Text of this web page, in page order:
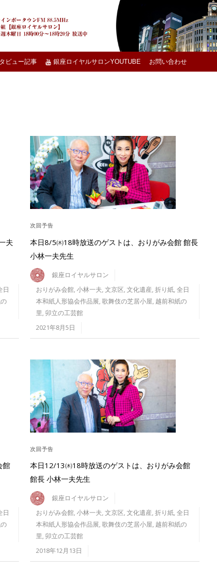
ビュー記事 銀座ロイヤルサロンYOUTUBE お問い合わせ
夫
日
次回予告
本日8/5㈭18時放送のゲストは、おりがみ会館 館長
小林一夫先生
銀座ロイヤルサロン
おりがみ会館,小林一夫,文京区,文化遺産,折り紙,全日
本和紙人形協会作品展,歌舞伎の芝居小屋, 越前和紙の
里, 卯立の工芸館
2021年8月5日
館
日
次回予告
本日12/13㈭18時放送のゲストは、おりがみ会館
館長 小林一夫先生
銀座ロイヤルサロン
おりがみ会館,小林一夫,文京区,文化遺産,折り紙,全日
本和紙人形協会作品展,歌舞伎の芝居小屋, 越前和紙の
里, 卯立の工芸館
2018年12月13日